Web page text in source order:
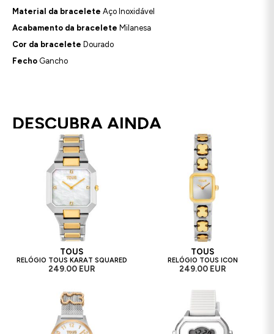
Material da bracelete Aço Inoxidável
Acabamento da bracelete Milanesa
Cor da bracelete Dourado
Fecho Gancho
DESCUBRA AINDA
TOUS
RELÓGIO TOUS KARAT SQUARED
249.00 EUR
TOUS
RELÓGIO TOUS ICON
249.00 EUR